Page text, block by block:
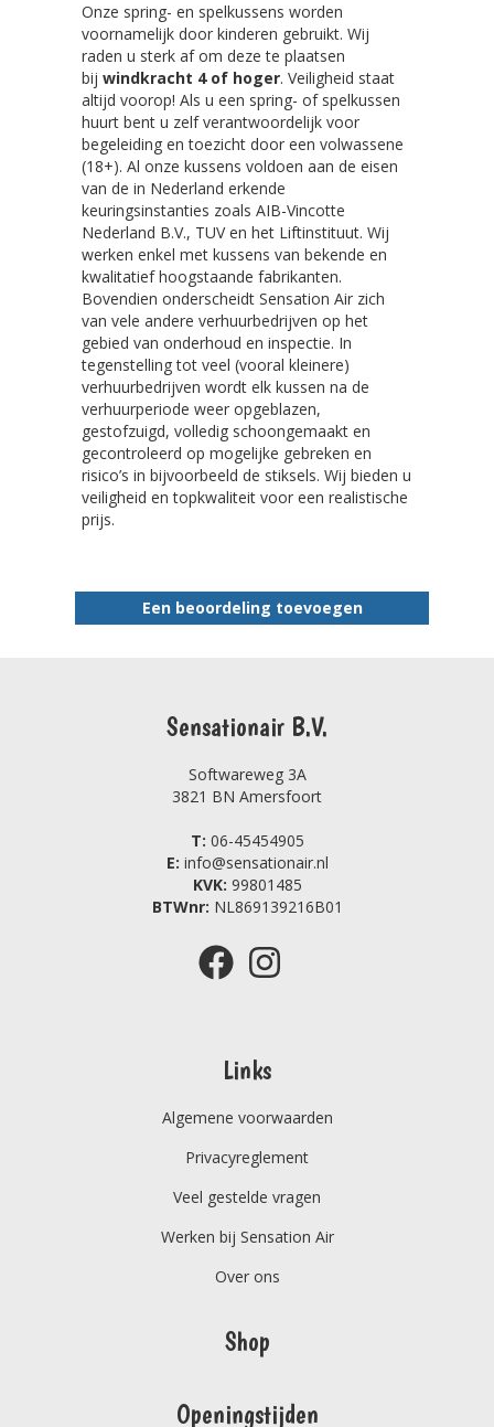
Onze spring- en spelkussens worden
voornamelijk door kinderen gebruikt. Wij
raden u sterk af om deze te plaatsen
bij windkracht 4 of hoger. Veiligheid staat
altijd voorop! Als u een spring- of spelkussen
huurt bent u zelf verantwoordelijk voor
begeleiding en toezicht door een volwassene
(18+). Al onze kussens voldoen aan de eisen
van de in Nederland erkende
keuringsinstanties zoals AIB-Vincotte
Nederland B.V., TUV en het Liftinstituut. Wij
werken enkel met kussens van bekende en
kwalitatief hoogstaande fabrikanten.
Bovendien onderscheidt Sensation Air zich
van vele andere verhuurbedrijven op het
gebied van onderhoud en inspectie. In
tegenstelling tot veel (vooral kleinere)
verhuurbedrijven wordt elk kussen na de
verhuurperiode weer opgeblazen,
gestofzuigd, volledig schoongemaakt en
gecontroleerd op mogelijke gebreken en
risico’s in bijvoorbeeld de stiksels. Wij bieden u
veiligheid en topkwaliteit voor een realistische
prijs.
Een beoordeling toevoegen
Sensationair B.V.
Softwareweg 3A
3821 BN Amersfoort
T: 06-45454905
E: info@sensationair.nl
KVK: 99801485
BTWnr: NL869139216B01
Links
Algemene voorwaarden
Privacyreglement
Veel gestelde vragen
Werken bij Sensation Air
Over ons
Shop
Openingstijden